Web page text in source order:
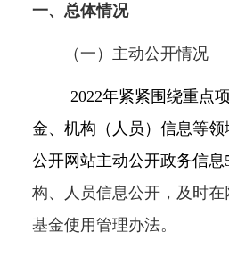
一、总体情况
（一）主动公开情况
2022年紧紧围绕重点
金、机构（人员）信息等领
公开网站主动公开政务信息
构、人员信息公开 ， 及时
基金使用管理办法。